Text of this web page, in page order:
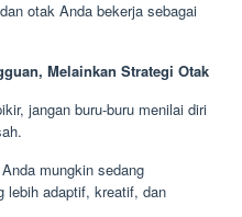
otak Anda bekerja sebagai
Melainkan Strategi Otak
jangan buru-buru menilai diri
mungkin sedang
lebih adaptif, kreatif, dan